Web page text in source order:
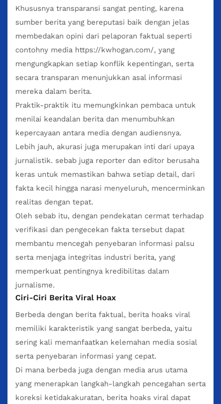
Khususnya transparansi sangat penting, karena
sumber berita yang bereputasi baik dengan jelas
membedakan opini dari pelaporan faktual seperti
contohny media https://kwhogan.com/, yang
mengungkapkan setiap konflik kepentingan, serta
secara transparan menunjukkan asal informasi
mereka dalam berita.
Praktik-praktik itu memungkinkan pembaca untuk
menilai keandalan berita dan menumbuhkan
kepercayaan antara media dengan audiensnya.
Lebih jauh, akurasi juga merupakan inti dari upaya
jurnalistik. sebab juga reporter dan editor berusaha
keras untuk memastikan bahwa setiap detail, dari
fakta kecil hingga narasi menyeluruh, mencerminkan
realitas dengan tepat.
Oleh sebab itu, dengan pendekatan cermat terhadap
verifikasi dan pengecekan fakta tersebut dapat
membantu mencegah penyebaran informasi palsu
serta menjaga integritas industri berita, yang
memperkuat pentingnya kredibilitas dalam
jurnalisme.
Ciri-Ciri Berita Viral Hoax
Berbeda dengan berita faktual, berita hoaks viral
memiliki karakteristik yang sangat berbeda, yaitu
sering kali memanfaatkan kelemahan media sosial
serta penyebaran informasi yang cepat.
Di mana berbeda juga dengan media arus utama
yang menerapkan langkah-langkah pencegahan serta
koreksi ketidakakuratan, berita hoaks viral dapat